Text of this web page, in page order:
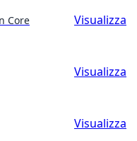
Core Visualizza
Visualizza
Visualizza